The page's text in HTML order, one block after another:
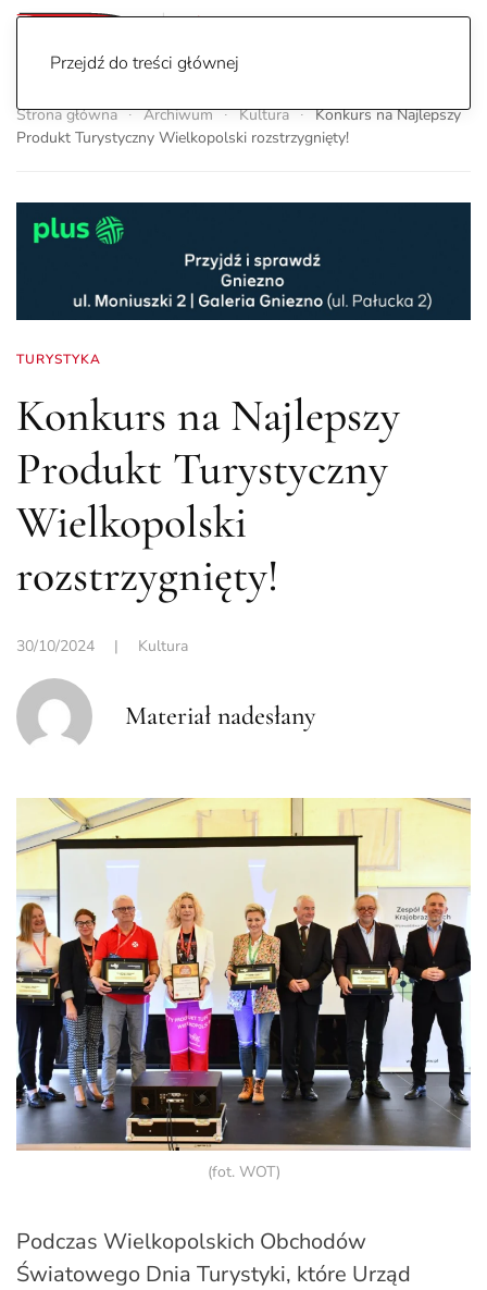
Przejdź do treści głównej
Strona główna Archiwum Kultura
Konkurs na Najlepszy
Produkt Turystyczny Wielkopolski rozstrzygnięty!
TURYSTYKA
Konkurs na Najlepszy
Produkt Turystyczny
Wielkopolski
rozstrzygnięty!
30/10/2024 | Kultura
Materiał nadesłany
(fot. WOT)
Podczas Wielkopolskich Obchodów
Światowego Dnia Turystyki, które Urząd